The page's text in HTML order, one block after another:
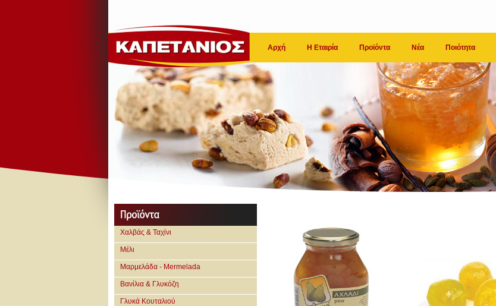
Αρχή Η Εταιρία Προϊόντα Νέα Ποιότητα
Χαλβάς & Ταχίνι
Μέλι
Μαρμελάδα - Mermelada
Βανίλια & Γλυκόζη
Γλυκά Κουταλιού